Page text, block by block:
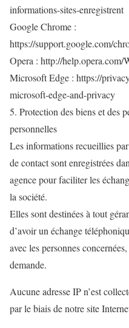
informations-sites-enregistrent
Google Chrome :
https://support.google.com/
Opera : http://
Microsoft Edge : https://
microsoft-edge-and-privacy
5. Protection des biens et des
personnelles
Les informations recueillies
de contact sont enregistrées
agence pour faciliter les
la société.
Elles sont destinées à tout
d’avoir un échange
avec les personnes
demande.
Aucune adresse IP n’est
par le biais de notre site